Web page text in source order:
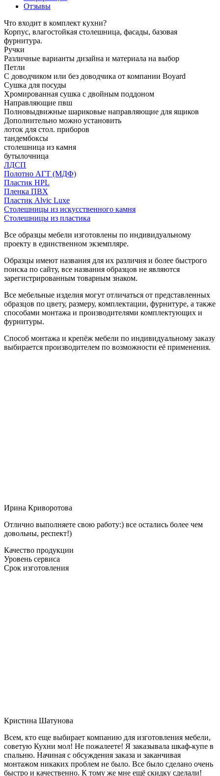
Отзывы
Что входит в комплект кухни?
Корпус, влагостойкая столешница, фасады, базовая
фурнитура.
Ручки
Различные варианты дизайна и материала на выбор
Петли
С доводчиком или без доводчика от компании Boyard
Сушка для посуды
Хромированная сушка с двойным поддоном
Направляющие пвш
Полновыдвижные шариковые направляющие для ящиков
Дополнительно можно установить
лоток для стол. приборов
тандембоксы
столешница из камня
бутылочница
ЛДСП
Полотно АГТ (МДФ)
Пластик HPL
Пленка ПВХ
Пластик Alvic Luxe
Столешницы из искусственного камня
Столешницы из пластика
Все образцы мебели изготовлены по индивидуальному
проекту в единственном экземпляре.
Образцы имеют названия для их различия и более быстрого
поиска по сайту, все названия образцов не являются
зарегистрированным товарным знаком.
Все мебельные изделия могут отличаться от представленных
образцов по цвету, размеру, комплектации, фурнитуре, а также
способами монтажа и производителями комплектующих и
фурнитуры.
Способ монтажа и крепёж мебели по индивидуальному заказу
выбирается производителем по возможности её применения.
Ирина Криворотова
Отлично выполняете свою работу:) все остались более чем
довольны, респект!)
Качество продукции
Уровень сервиса
Срок изготовления
Кристина Шатунова
Всем, кто еще выбирает компанию для изготовления мебели,
советую Кухни мол! Не пожалеете! Я заказывала шкаф-купе в
спальню. Начиная с обсуждения заказа и заканчивая
монтажом никаких проблем не было. Все было сделано очень
быстро и качественно. К тому же мне ещё скидку сделали!